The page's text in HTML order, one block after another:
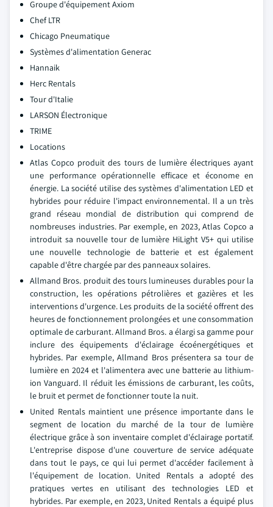
Groupe d'équipement Axiom
Chef LTR
Chicago Pneumatique
Systèmes d'alimentation Generac
Hannaik
Herc Rentals
Tour d'Italie
LARSON Électronique
TRIME
Locations
Atlas Copco produit des tours de lumière électriques ayant
une performance opérationnelle efficace et économe en
énergie. La société utilise des systèmes d'alimentation LED et
hybrides pour réduire l'impact environnemental. Il a un très
grand réseau mondial de distribution qui comprend de
nombreuses industries. Par exemple, en 2023, Atlas Copco a
introduit sa nouvelle tour de lumière HiLight V5+ qui utilise
une nouvelle technologie de batterie et est également
capable d'être chargée par des panneaux solaires.
Allmand Bros. produit des tours lumineuses durables pour la
construction, les opérations pétrolières et gazières et les
interventions d'urgence. Les produits de la société offrent des
heures de fonctionnement prolongées et une consommation
optimale de carburant. Allmand Bros. a élargi sa gamme pour
inclure des équipements d'éclairage écoénergétiques et
hybrides. Par exemple, Allmand Bros présentera sa tour de
lumière en 2024 et l'alimentera avec une batterie au lithium-
ion Vanguard. Il réduit les émissions de carburant, les coûts,
le bruit et permet de fonctionner toute la nuit.
United Rentals maintient une présence importante dans le
segment de location du marché de la tour de lumière
électrique grâce à son inventaire complet d'éclairage portatif.
L'entreprise dispose d'une couverture de service adéquate
dans tout le pays, ce qui lui permet d'accéder facilement à
l'équipement de location. United Rentals a adopté des
pratiques vertes en utilisant des technologies LED et
hybrides. Par exemple, en 2023, United Rentals a équipé plus